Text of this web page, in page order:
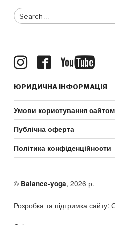
Search
for:
ЮРИДИЧНА ІНФОРМАЦІЯ
Умови користування сайтом
Публічна оферта
Політика конфіденційности
© Balance-yoga, 2026 р.
Розробка та підтримка